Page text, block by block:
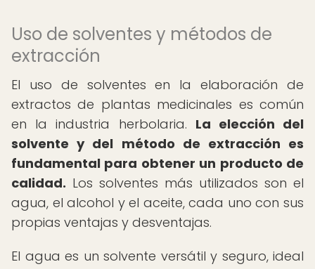
Uso de solventes y métodos de
extracción
El uso de solventes en la elaboración de
extractos de plantas medicinales es común
en la industria herbolaria. La elección del
solvente y del método de extracción es
fundamental para obtener un producto de
calidad. Los solventes más utilizados son el
agua, el alcohol y el aceite, cada uno con sus
propias ventajas y desventajas.
El agua es un solvente versátil y seguro, ideal